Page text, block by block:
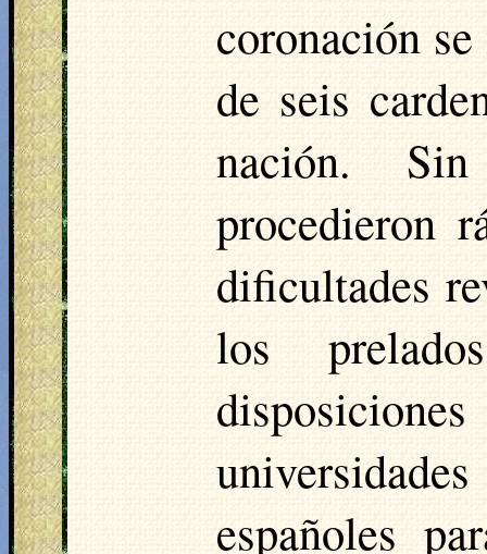
coronación
de seis
nación.
procedieron
dificultades
los
españoles